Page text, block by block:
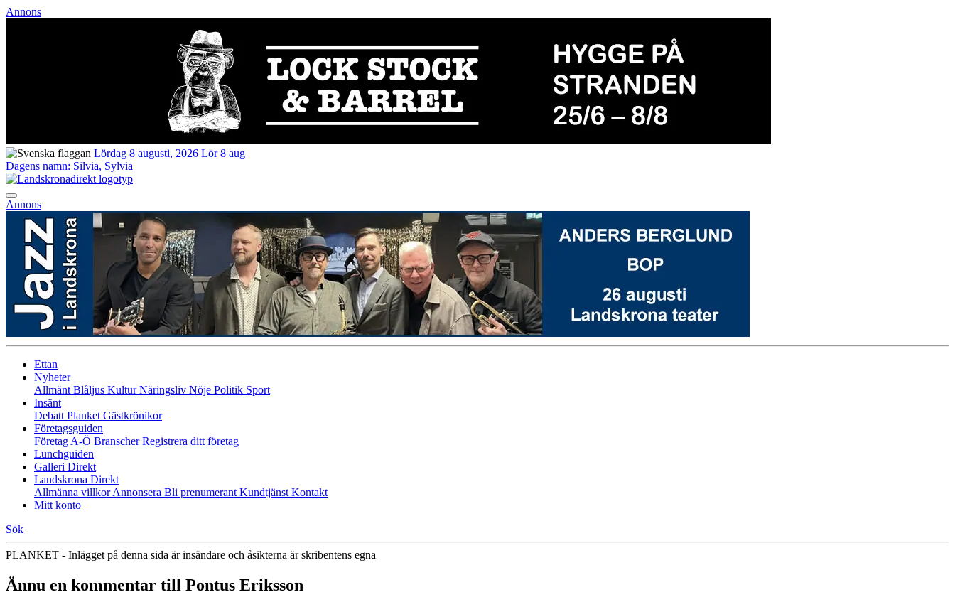
Annons
Lördag 8 augusti, 2026 Lör 8 aug
Dagens namn: Silvia, Sylvia
Annons
Ettan
Nyheter
Allmänt Blåljus KulturNäringsliv Nöje Politik Sport
Insänt
Debatt Planket Gästkrönikor
Företagsguiden
Företag A-Ö BranscherRegistrera ditt företag
Lunchguiden
Galleri Direkt
Landskrona Direkt
Allmänna villkorAnnonsera Bli prenumerant Kundtjänst Kontakt
Mitt konto
Sök
PLANKET - Inlägget på denna sida är insändare och åsikterna är skribentens egna
Ännu en kommentar till Pontus Eriksson